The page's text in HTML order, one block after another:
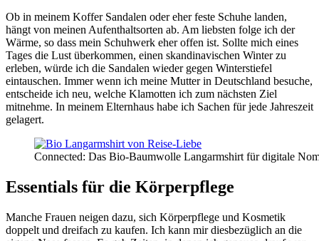
Ob in meinem Koffer Sandalen oder eher feste Schuhe landen,
hängt von meinen Aufenthaltsorten ab. Am liebsten folge ich der
Wärme, so dass mein Schuhwerk eher offen ist. Sollte mich eines
Tages die Lust überkommen, einen skandinavischen Winter zu
erleben, würde ich die Sandalen wieder gegen Winterstiefel
eintauschen. Immer wenn ich meine Mutter in Deutschland besuche,
entscheide ich neu, welche Klamotten ich zum nächsten Ziel
mitnehme. In meinem Elternhaus habe ich Sachen für jede Jahreszeit
gelagert.
Connected: Das Bio-Baumwolle Langarmshirt für digitale
Essentials für die Körperpflege
Manche Frauen neigen dazu, sich Körperpflege und Kosmetik
doppelt und dreifach zu kaufen. Ich kann mir diesbezüglich an die